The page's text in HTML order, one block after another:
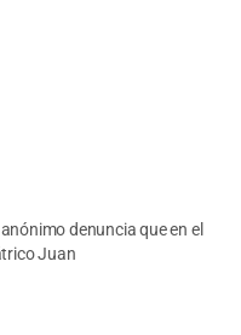
denuncia que en el
Juan